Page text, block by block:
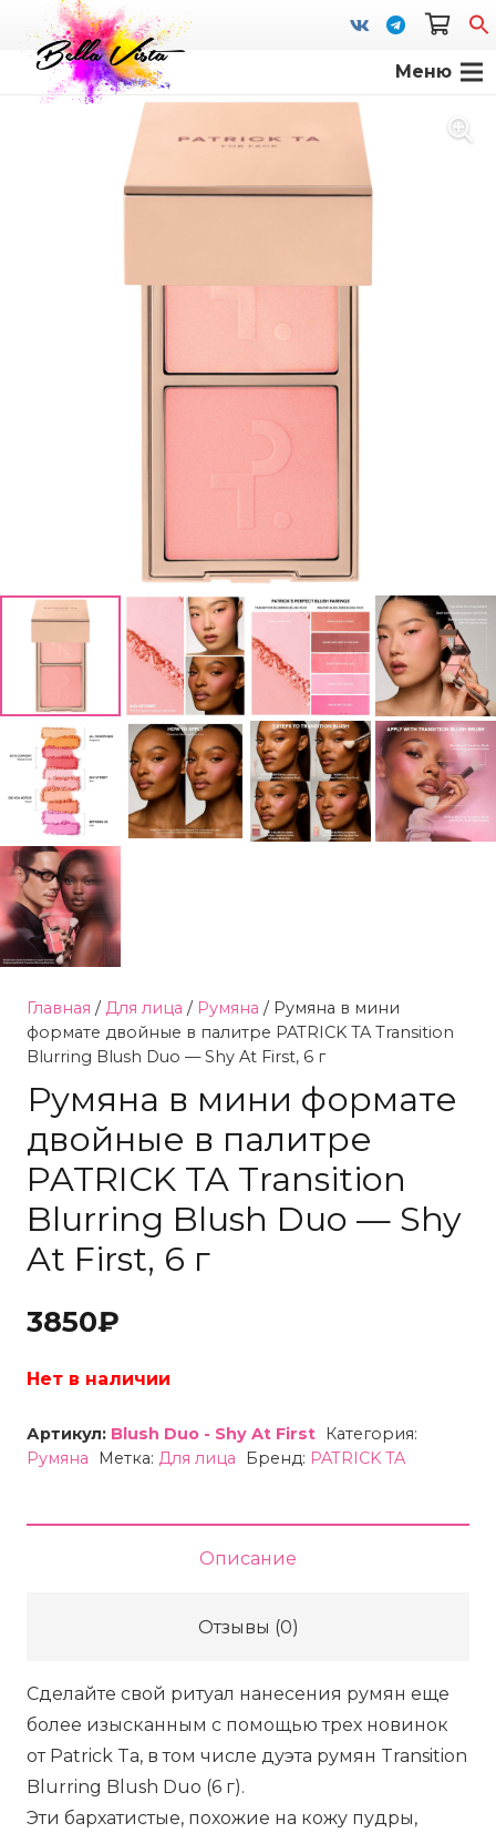
Меню
Главная / Для лица / Румяна / Румяна в мини
формате двойные в палитре PATRICK TA Transition
Blurring Blush Duo — Shy At First, 6 г
Румяна в мини формате
двойные в палитре
PATRICK TA Transition
Blurring Blush Duo — Shy
At First, 6 г
3850₽
Нет в наличии
Артикул: Blush Duo - Shy At First
Категория:
Румяна
Метка: Для лица Бренд: PATRICK TA
Описание
Отзывы (0)
Сделайте свой ритуал нанесения румян еще
более изысканным с помощью трех новинок
от Patrick Ta, в том числе дуэта румян Transition
Blurring Blush Duo (6 г).
Эти бархатистые, похожие на кожу пудры,